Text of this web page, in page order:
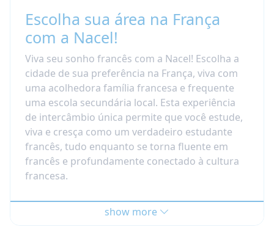
Escolha sua área na França
com a Nacel!
Viva seu sonho francês com a Nacel! Escolha a
cidade de sua preferência na França, viva com
uma acolhedora família francesa e frequente
uma escola secundária local. Esta experiência
de intercâmbio única permite que você estude,
viva e cresça como um verdadeiro estudante
francês, tudo enquanto se torna fluente em
francês e profundamente conectado à cultura
francesa.
Este programa de intercâmbio cultural é
especialmente projetado para estudantes
show more